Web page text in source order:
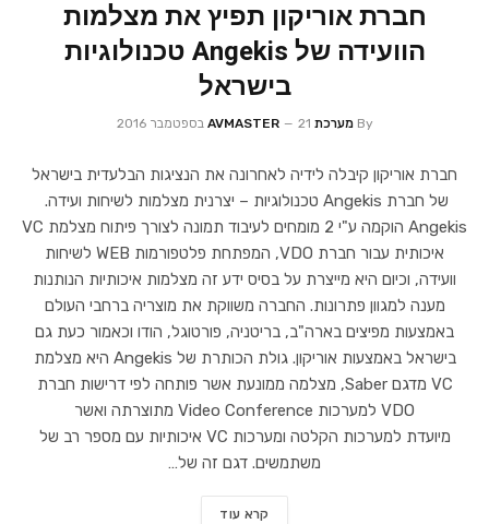
חברת אוריקון תפיץ את מצלמות
הוועידה של Angekis טכנולוגיות
בישראל
By מערכת AVMASTER 21 בספטמבר 2016
חברת אוריקון קיבלה לידיה לאחרונה את הנציגות הבלעדית בישראל
של חברת Angekis טכנולוגיות – יצרנית מצלמות לשיחות ועידה.
Angekis הוקמה ע"י 2 מומחים לעיבוד תמונה לצורך פיתוח מצלמת VC
איכותית עבור חברת VDO, המפתחת פלטפורמות WEB לשיחות
וועידה, וכיום היא מייצרת על בסיס ידע זה מצלמות איכותיות הנותנות
מענה למגוון פתרונות. החברה משווקת את מוצריה ברחבי העולם
באמצעות מפיצים בארה"ב, בריטניה, פורטוגל, הודו וכאמור כעת גם
בישראל באמצעות אוריקון. גולת הכותרת של Angekis היא מצלמת
VC מדגם Saber, מצלמה ממונעת אשר פותחה לפי דרישות חברת
VDO למערכות Video Conference מתוצרתה ואשר
מיועדת למערכות הקלטה ומערכות VC איכותיות עם מספר רב של
משתמשים. דגם זה של…
קרא עוד